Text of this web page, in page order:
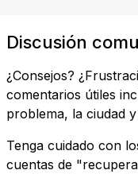
Discusión
¿Consejos?
comentarios útiles
problema, la ciudad
Tenga cuidado con
cuentas de